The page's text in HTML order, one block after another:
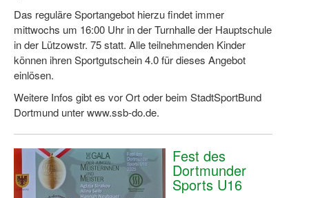
Das reguläre Sportangebot hierzu findet immer
mittwochs um 16:00 Uhr in der Turnhalle der Hauptschule
in der Lützowstr. 75 statt. Alle teilnehmenden Kinder
können ihren Sportgutschein 4.0 für dieses Angebot
einlösen.
Weitere Infos gibt es vor Ort oder beim StadtSportBund
Dortmund unter www.ssb-do.de.
Fest des
Dortmunder
Sports U16